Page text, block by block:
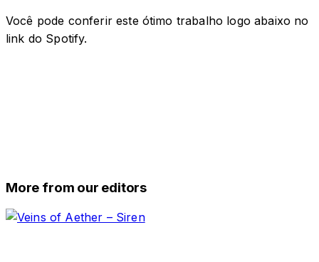
Você pode conferir este ótimo trabalho logo abaixo no
link do Spotify.
More from our editors